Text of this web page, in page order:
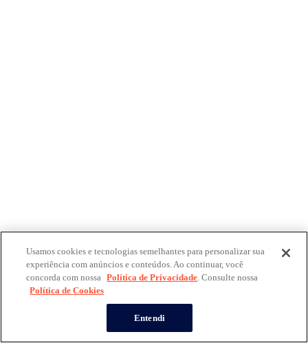
Usamos cookies e tecnologias semelhantes para personalizar sua
experiência com anúncios e conteúdos. Ao continuar, você
concorda com nossa Política de Privacidade. Consulte nossa
Política de Cookies
Entendi